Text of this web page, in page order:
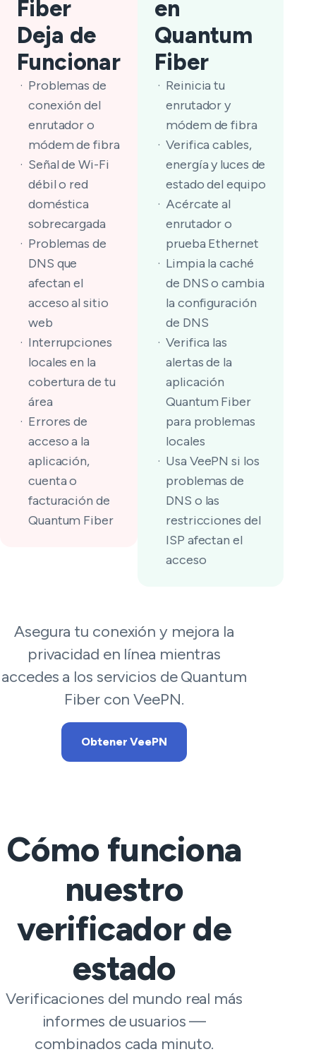
Fiber
Deja de
Funcionar
Problemas de
conexión del
enrutador o
módem de fibra
Señal de Wi-Fi
débil o red
doméstica
sobrecargada
Problemas de
DNS que
afectan el
acceso al sitio
web
Interrupciones
locales en la
cobertura de tu
área
Errores de
acceso a la
aplicación,
cuenta o
facturación de
Quantum Fiber
en
Quantum
Fiber
Reinicia tu
enrutador y
módem de fibra
Verifica cables,
energía y luces de
estado del equipo
Acércate al
enrutador o
prueba Ethernet
Limpia la caché
de DNS o cambia
la configuración
de DNS
Verifica las
alertas de la
aplicación
Quantum Fiber
para problemas
locales
Usa VeePN si los
problemas de
DNS o las
restricciones del
ISP afectan el
acceso
Asegura tu conexión y mejora la
privacidad en línea mientras
accedes a los servicios de Quantum
Fiber con VeePN.
Obtener VeePN
Cómo funciona
nuestro
verificador de
estado
Verificaciones del mundo real más
informes de usuarios —
combinados cada minuto.